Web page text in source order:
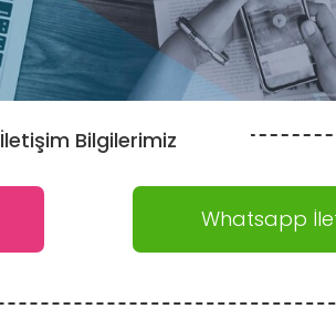
İletişim Bilgilerimiz
Whatsapp